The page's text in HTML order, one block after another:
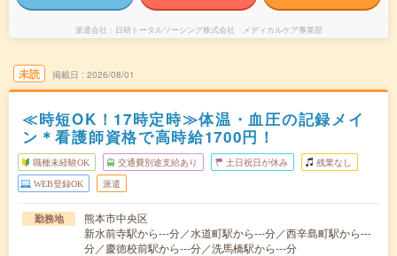
派遣会社 日研トータルソーシング株式会社 メディカルケア事業部
未読 掲載日 2026/08/01
≪時短OK！17時定時≫体温・血圧の記録メイ
ン＊看護師資格で高時給1700円！
職種未経験OK 交通費別途支給あり 土日祝日が休み 残業なし
WEB登録OK 派遣
勤務地
熊本市中央区
新水前寺駅から---分／水道町駅から---分／西辛島町駅から---
分／慶徳校前駅から---分／洗馬橋駅から---分